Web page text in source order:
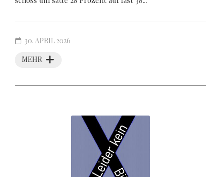
MEHR
30. APRIL 2026